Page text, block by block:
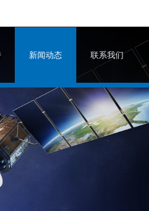
新闻动态 联系我们